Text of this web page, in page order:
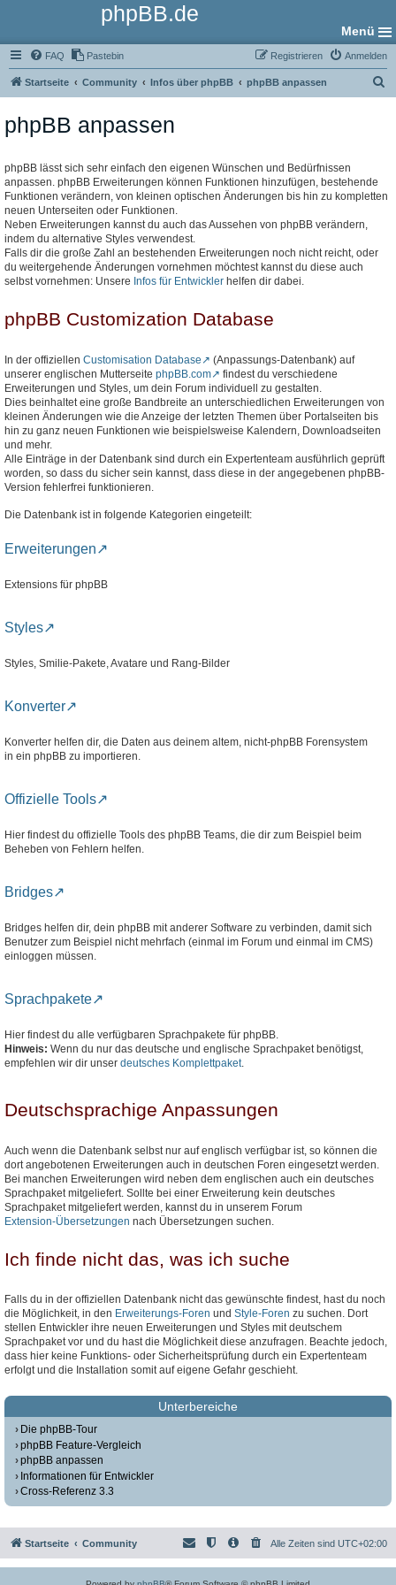
phpBB.de
Menü
FAQ Pastebin Anmelden
Registrieren
Startseite Community Infos über phpBB phpBB anpassen
phpBB anpassen
phpBB lässt sich sehr einfach den eigenen Wünschen und Bedürfnissen
anpassen. phpBB Erweiterungen können Funktionen hinzufügen, bestehende
Funktionen verändern, von kleinen optischen Änderungen bis hin zu kompletten
neuen Unterseiten oder Funktionen.
Neben Erweiterungen kannst du auch das Aussehen von phpBB verändern,
indem du alternative Styles verwendest.
Falls dir die große Zahl an bestehenden Erweiterungen noch nicht reicht, oder
du weitergehende Änderungen vornehmen möchtest kannst du diese auch
selbst vornehmen: Unsere Infos für Entwickler helfen dir dabei.
phpBB Customization Database
In der offiziellen Customisation Database
(Anpassungs-Datenbank) auf
unserer englischen Mutterseite phpBB.com
findest du verschiedene
Erweiterungen und Styles, um dein Forum individuell zu gestalten.
Dies beinhaltet eine große Bandbreite an unterschiedlichen Erweiterungen von
kleinen Änderungen wie die Anzeige der letzten Themen über Portalseiten bis
hin zu ganz neuen Funktionen wie beispielsweise Kalendern, Downloadseiten
und mehr.
Alle Einträge in der Datenbank sind durch ein Expertenteam ausführlich geprüft
worden, so dass du sicher sein kannst, dass diese in der angegebenen phpBB-
Version fehlerfrei funktionieren.
Die Datenbank ist in folgende Kategorien eingeteilt:
Erweiterungen
Extensions für phpBB
Styles
Styles, Smilie-Pakete, Avatare und Rang-Bilder
Konverter
Konverter helfen dir, die Daten aus deinem altem, nicht-phpBB Forensystem
in ein phpBB zu importieren.
Offizielle Tools
Hier findest du offizielle Tools des phpBB Teams, die dir zum Beispiel beim
Beheben von Fehlern helfen.
Bridges
Bridges helfen dir, dein phpBB mit anderer Software zu verbinden, damit sich
Benutzer zum Beispiel nicht mehrfach (einmal im Forum und einmal im CMS)
einloggen müssen.
Sprachpakete
Hier findest du alle verfügbaren Sprachpakete für phpBB.
Hinweis: Wenn du nur das deutsche und englische Sprachpaket benötigst,
empfehlen wir dir unser deutsches Komplettpaket.
Deutschsprachige Anpassungen
Auch wenn die Datenbank selbst nur auf englisch verfügbar ist, so können die
dort angebotenen Erweiterungen auch in deutschen Foren eingesetzt werden.
Bei manchen Erweiterungen wird neben dem englischen auch ein deutsches
Sprachpaket mitgeliefert. Sollte bei einer Erweiterung kein deutsches
Sprachpaket mitgeliefert werden, kannst du in unserem Forum
Extension-Übersetzungen nach Übersetzungen suchen.
Ich finde nicht das, was ich suche
Falls du in der offiziellen Datenbank nicht das gewünschte findest, hast du noch
die Möglichkeit, in den Erweiterungs-Foren und Style-Foren zu suchen. Dort
stellen Entwickler ihre neuen Erweiterungen und Styles mit deutschem
Sprachpaket vor und du hast die Möglichkeit diese anzufragen. Beachte jedoch,
dass hier keine Funktions- oder Sicherheitsprüfung durch ein Expertenteam
erfolgt und die Installation somit auf eigene Gefahr geschieht.
Unterbereiche
Die phpBB-Tour
phpBB Feature-Vergleich
phpBB anpassen
Informationen für Entwickler
Cross-Referenz 3.3
Startseite Community Alle Zeiten sind UTC+02:00